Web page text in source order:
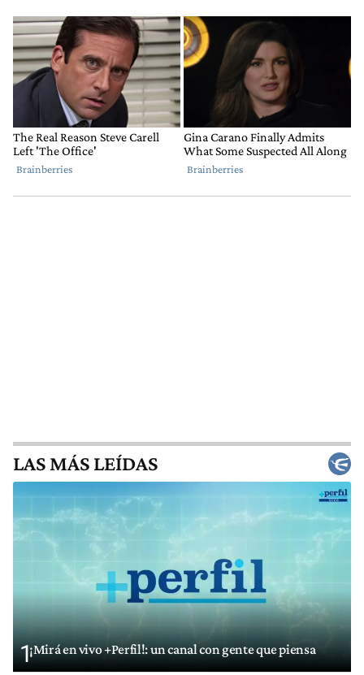
LAS MÁS LEÍDAS
1¡Mirá en vivo +Perfil!: un canal con gente que piensa